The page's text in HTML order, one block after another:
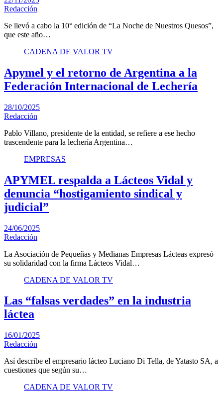
Redacción
Se llevó a cabo la 10° edición de “La Noche de Nuestros Quesos”,
que este año…
CADENA DE VALOR TV
Apymel y el retorno de Argentina a la
Federación Internacional de Lechería
28/10/2025
Redacción
Pablo Villano, presidente de la entidad, se refiere a ese hecho
trascendente para la lechería Argentina…
EMPRESAS
APYMEL respalda a Lácteos Vidal y
denuncia “hostigamiento sindical y
judicial”
24/06/2025
Redacción
La Asociación de Pequeñas y Medianas Empresas Lácteas expresó
su solidaridad con la firma Lácteos Vidal…
CADENA DE VALOR TV
Las “falsas verdades” en la industria
láctea
16/01/2025
Redacción
Así describe el empresario lácteo Luciano Di Tella, de Yatasto SA, a
cuestiones que según su…
CADENA DE VALOR TV